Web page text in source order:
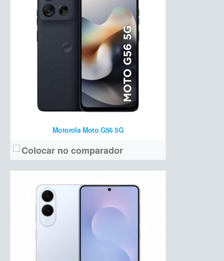
Motorola Moto G56 5G
Colocar no comparador
Câmera:200 MP OIS + 12 MP ultrawide + 12 MP frontal
Hardware:Snapdragon 8 Elite + 12 GB de RAM + 512 GB de armazenamento
3900 mAh
Preço de lançamento:R$ 8.799
pOLED 6,7 polegadas Super HD com 120 Hz
Câmera:50 MP OIS + 50 MP ultrawide/macro + 10 MP teleobjetiva + 50 MP frontal
Hardware:
Dimensity 8350 Extreme + 12 GB de RAM + 256/512 GB de armazenamento
Bateria:
R$ 3.999 (256 GB)